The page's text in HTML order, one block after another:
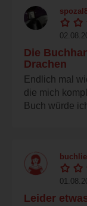
Die
Drachen
Endlich mal
die mich
Buch würde
Leider